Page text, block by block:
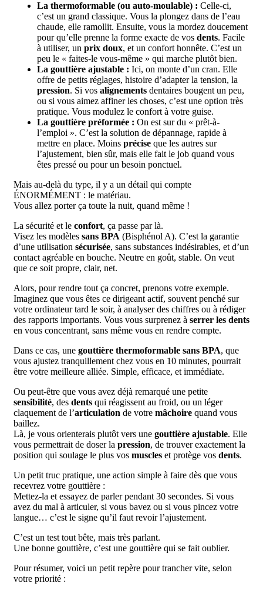
La thermoformable (ou auto-moulable) : Celle-ci,
c’est un grand classique. Vous la plongez dans de l’eau
chaude, elle ramollit. Ensuite, vous la mordez doucement
pour qu’elle prenne la forme exacte de vos dents. Facile
à utiliser, un prix doux, et un confort honnête. C’est un
peu le « faites-le vous-même » qui marche plutôt bien.
La gouttière ajustable : Ici, on monte d’un cran. Elle
offre de petits réglages, histoire d’adapter la tension, la
pression. Si vos alignements dentaires bougent un peu,
ou si vous aimez affiner les choses, c’est une option très
pratique. Vous modulez le confort à votre guise.
La gouttière préformée : On est sur du « prêt-à-
l’emploi ». C’est la solution de dépannage, rapide à
mettre en place. Moins précise que les autres sur
l’ajustement, bien sûr, mais elle fait le job quand vous
êtes pressé ou pour un besoin ponctuel.
Mais au-delà du type, il y a un détail qui compte
ÉNORMÉMENT : le matériau.
Vous allez porter ça toute la nuit, quand même !
La sécurité et le confort, ça passe par là.
Visez les modèles sans BPA (Bisphénol A). C’est la garantie
d’une utilisation sécurisée, sans substances indésirables, et d’un
contact agréable en bouche. Neutre en goût, stable. On veut
que ce soit propre, clair, net.
Alors, pour rendre tout ça concret, prenons votre exemple.
Imaginez que vous êtes ce dirigeant actif, souvent penché sur
votre ordinateur tard le soir, à analyser des chiffres ou à rédiger
des rapports importants. Vous vous surprenez à serrer les dents
en vous concentrant, sans même vous en rendre compte.
Dans ce cas, une gouttière thermoformable sans BPA, que
vous ajustez tranquillement chez vous en 10 minutes, pourrait
être votre meilleure alliée. Simple, efficace, et immédiate.
Ou peut-être que vous avez déjà remarqué une petite
sensibilité, des dents qui réagissent au froid, ou un léger
claquement de l’articulation de votre mâchoire quand vous
baillez.
Là, je vous orienterais plutôt vers une gouttière ajustable. Elle
vous permettrait de doser la pression, de trouver exactement la
position qui soulage le plus vos muscles et protège vos dents.
Un petit truc pratique, une action simple à faire dès que vous
recevrez votre gouttière :
Mettez-la et essayez de parler pendant 30 secondes. Si vous
avez du mal à articuler, si vous bavez ou si vous pincez votre
langue… c’est le signe qu’il faut revoir l’ajustement.
C’est un test tout bête, mais très parlant.
Une bonne gouttière, c’est une gouttière qui se fait oublier.
Pour résumer, voici un petit repère pour trancher vite, selon
votre priorité :